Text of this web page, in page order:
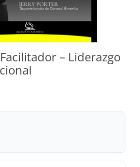
– Liderazgo